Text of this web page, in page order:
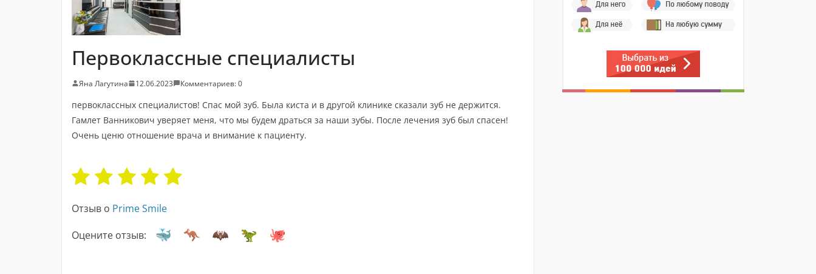
Первоклассные специалисты
Яна Лагутина 12.06.2023 Комментариев: 0
первоклассных специалистов! Спас мой зуб. Была киста и в другой клинике сказали зуб не держится.
Гамлет Ванникович уверяет меня, что мы будем драться за наши зубы. После лечения зуб был спасен!
Очень ценю отношение врача и внимание к пациенту.
Отзыв о Prime Smile
Оцените отзыв: